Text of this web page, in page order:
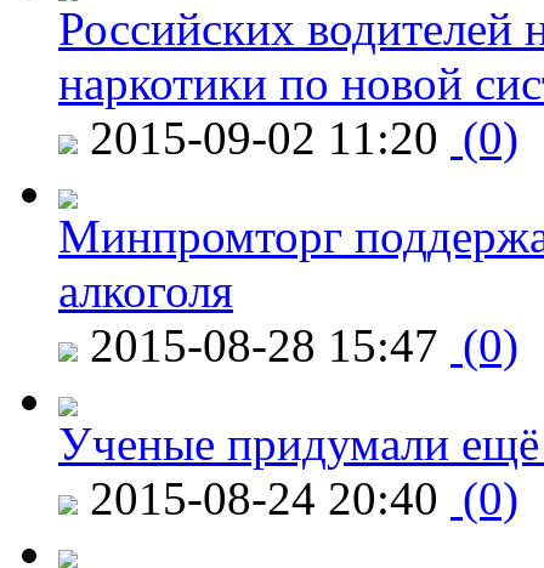
Российских водителей
наркотики по новой
2015-09-02 11:20 (0)
Минпромторг
алкоголя
2015-08-28 15:47 (0)
Ученые придумали ещё
2015-08-24 20:40 (0)